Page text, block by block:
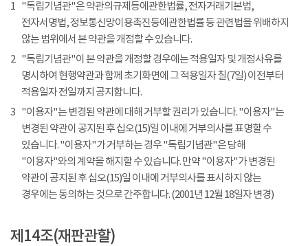
1 "독립기념관"은 약관의규제등에관한법률, 전자거래기본법,
전자서명법, 정보통신망이용촉진등에관한법률 등 관련법을 위배하지
않는 범위에서 본 약관을 개정할 수 있습니다.
2 "독립기념관"이 본 약관을 개정할 경우에는 적용일자 및 개정사유를
명시하여 현행약관과 함께 초기화면에 그 적용일자 칠(7일) 이전부터
적용일자 전일까지 공지합니다.
3 "이용자"는 변경된 약관에 대해 거부할 권리가 있습니다. "이용자"는
변경된 약관이 공지된 후 십오(15)일 이내에 거부의사를 표명할 수
있습니다. "이용자"가 거부하는 경우 "독립기념관"은 당해
"이용자"와의 계약을 해지할 수 있습니다. 만약 "이용자"가 변경된
약관이 공지된 후 십오(15)일 이내에 거부의사를 표시하지 않는
경우에는 동의하는 것으로 간주합니다. (2001년 12월 18일자 변경)
제14조(재판관할)